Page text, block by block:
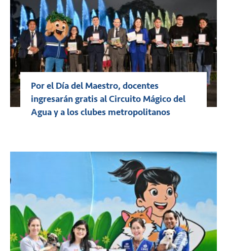
Por el Día del Maestro, docentes
ingresarán gratis al Circuito Mágico del
Agua y a los clubes metropolitanos